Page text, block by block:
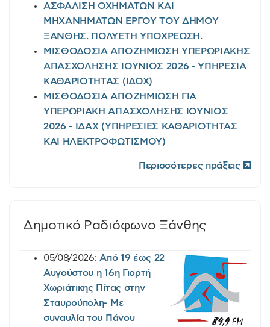
ΑΣΦΑΛΙΣΗ ΟΧΗΜΑΤΩΝ ΚΑΙ
ΜΗΧΑΝΗΜΑΤΩΝ ΕΡΓΟΥ ΤΟΥ ΔΗΜΟΥ
ΞΑΝΘΗΣ. ΠΟΛΥΕΤΗ ΥΠΟΧΡΕΩΣΗ.
ΜΙΣΘΟΔΟΣΙΑ ΑΠΟΖΗΜΙΩΣΗ ΥΠΕΡΩΡΙΑΚΗΣ
ΑΠΑΣΧΟΛΗΣΗΣ ΙΟΥΝΙΟΣ 2026 - ΥΠΗΡΕΣΙΑ
ΚΑΘΑΡΙΟΤΗΤΑΣ (ΙΔΟΧ)
ΜΙΣΘΟΔΟΣΙΑ ΑΠΟΖΗΜΙΩΣΗ ΓΙΑ
ΥΠΕΡΩΡΙΑΚΗ ΑΠΑΣΧΟΛΗΣΗΣ ΙΟΥΝΙΟΣ
2026 - ΙΔΑΧ (ΥΠΗΡΕΣΙΕΣ ΚΑΘΑΡΙΟΤΗΤΑΣ
ΚΑΙ ΗΛΕΚΤΡΟΦΩΤΙΣΜΟΥ)
Περισσότερες πράξεις
Δημοτικό Ραδιόφωνο Ξάνθης
05/08/2026: Από 19 έως 22
Αυγούστου η 16η Γιορτή
Χωριάτικης Πίτας στην
Σταυρούπολη- Με
συναυλία του Πάνου